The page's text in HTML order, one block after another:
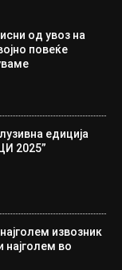
од увоз на
повеќе
едиција
2025”
извозник
најголем во